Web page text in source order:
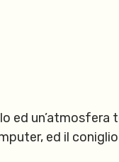
ed un’atmosfera
ed il